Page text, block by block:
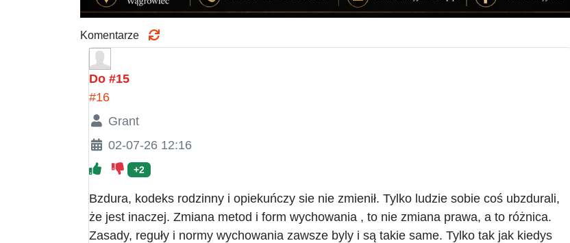
Komentarze
Do #15
#16
Grant
02-07-26 12:16
+2
Bzdura, kodeks rodzinny i opiekuńczy sie nie zmienił. Tylko ludzie sobie coś ubzdurali,
że jest inaczej. Zmiana metod i form wychowania , to nie zmiana prawa, a to różnica.
Zasady, reguły i normy wychowania zawsze byly i są takie same. Tylko tak jak kiedys